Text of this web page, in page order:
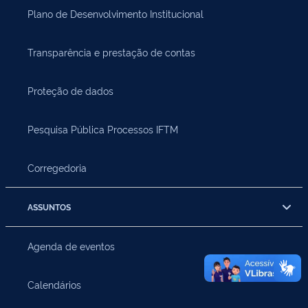
Plano de Desenvolvimento Institucional
Transparência e prestação de contas
Proteção de dados
Pesquisa Pública Processos IFTM
Corregedoria
ASSUNTOS
Agenda de eventos
Calendários